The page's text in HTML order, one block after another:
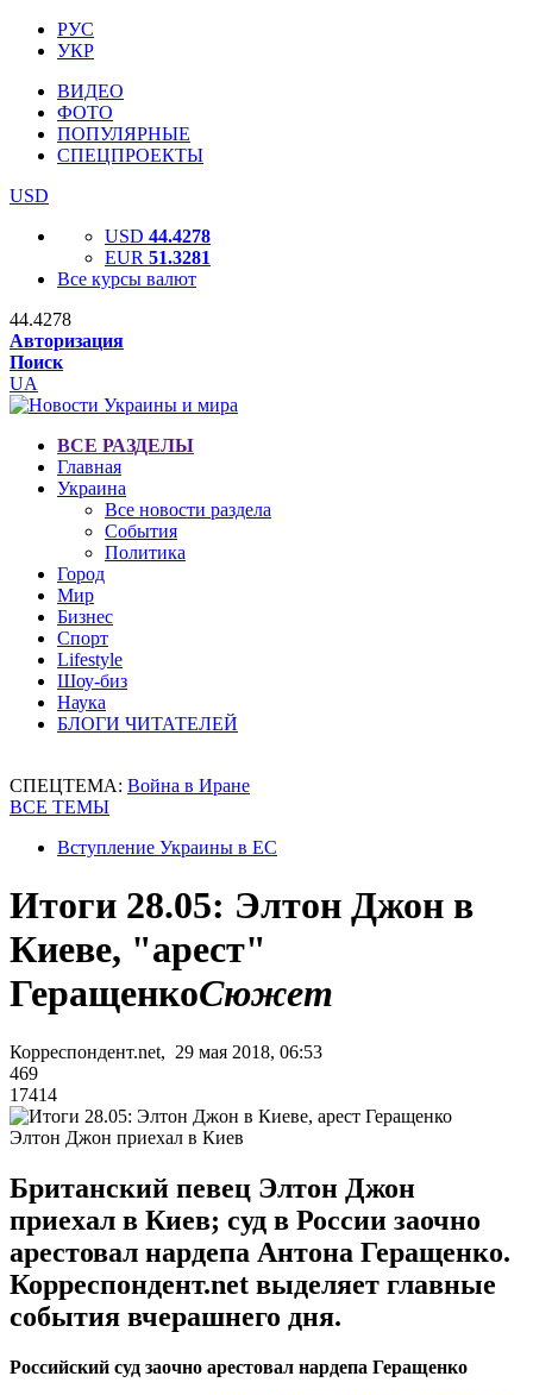
РУС
УКР
ВИДЕО
ФОТО
ПОПУЛЯРНЫЕ
СПЕЦПРОЕКТЫ
USD
USD 44.4278
EUR 51.3281
Все курсы валют
44.4278
Авторизация
Поиск
UA
ВСЕ РАЗДЕЛЫ
Главная
Украина
Все новости раздела
События
Политика
Город
Мир
Бизнес
Спорт
Lifestyle
Шоу-биз
Наука
БЛОГИ ЧИТАТЕЛЕЙ
СПЕЦТЕМА: Война в Иране
ВСЕ ТЕМЫ
Вступление Украины в ЕС
Итоги 28.05: Элтон Джон в
Киеве, "арест"
ГеращенкоСюжет
Корреспондент.net, 29 мая 2018, 06:53
469
17414
Элтон Джон приехал в Киев
Британский певец Элтон Джон
приехал в Киев; суд в России заочно
арестовал нардепа Антона Геращенко.
Корреспондент.net выделяет главные
события вчерашнего дня.
Российский суд заочно арестовал нардепа Геращенко